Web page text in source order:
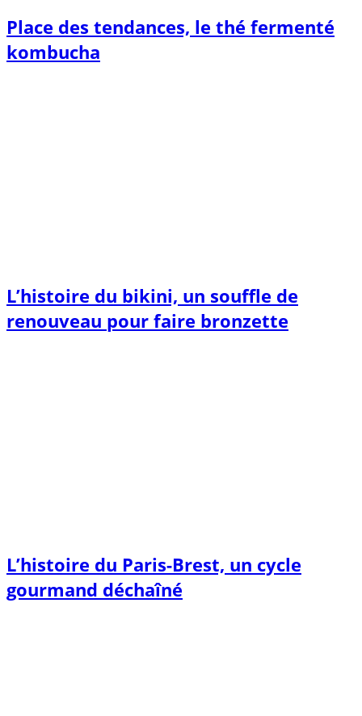
Place des tendances, le thé fermenté
kombucha
L’histoire du bikini, un souffle de
renouveau pour faire bronzette
L’histoire du Paris-Brest, un cycle
gourmand déchaîné